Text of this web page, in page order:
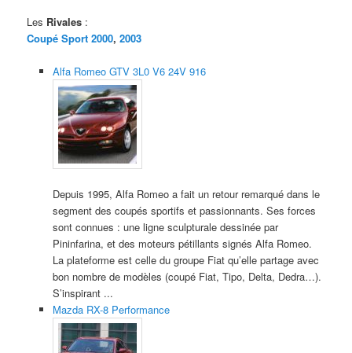
Les Rivales :
Coupé Sport 2000,2003
Alfa Romeo GTV 3L0 V6 24V 916
Depuis 1995, Alfa Romeo a fait un retour remarqué dans le
segment des coupés sportifs et passionnants. Ses forces
sont connues : une ligne sculpturale dessinée par
Pininfarina, et des moteurs pétillants signés Alfa Romeo.
La plateforme est celle du groupe Fiat qu’elle partage avec
bon nombre de modèles (coupé Fiat, Tipo, Delta, Dedra…).
S’inspirant ...
Mazda RX-8 Performance